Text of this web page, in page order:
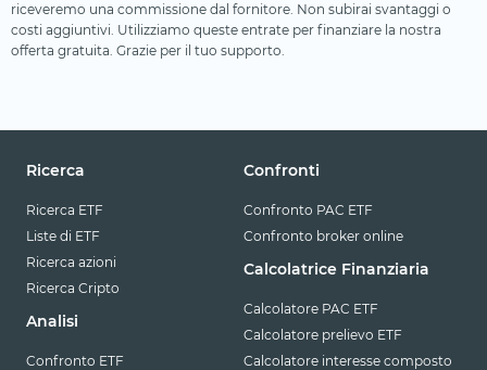
riceveremo una commissione dal fornitore. Non subirai svantaggi o
costi aggiuntivi. Utilizziamo queste entrate per finanziare la nostra
offerta gratuita. Grazie per il tuo supporto.
Ricerca
Ricerca ETF
Liste di ETF
Ricerca azioni
Ricerca Cripto
Analisi
Confronto ETF
Confronti
Confronto PAC ETF
Confronto broker online
Calcolatrice Finanziaria
Calcolatore PAC ETF
Calcolatore prelievo ETF
Calcolatore interesse composto